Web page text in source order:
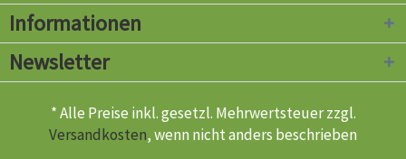
Informationen
Newsletter
* Alle Preise inkl. gesetzl. Mehrwertsteuer zzgl.
Versandkosten, wenn nicht anders beschrieben